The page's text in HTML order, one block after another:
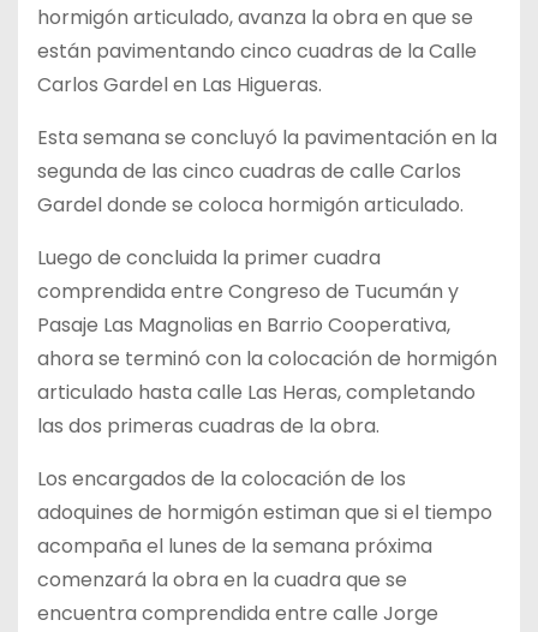
hormigón articulado, avanza la obra en que se
están pavimentando cinco cuadras de la Calle
Carlos Gardel en Las Higueras.
Esta semana se concluyó la pavimentación en la
segunda de las cinco cuadras de calle Carlos
Gardel donde se coloca hormigón articulado.
Luego de concluida la primer cuadra
comprendida entre Congreso de Tucumán y
Pasaje Las Magnolias en Barrio Cooperativa,
ahora se terminó con la colocación de hormigón
articulado hasta calle Las Heras, completando
las dos primeras cuadras de la obra.
Los encargados de la colocación de los
adoquines de hormigón estiman que si el tiempo
acompaña el lunes de la semana próxima
comenzará la obra en la cuadra que se
encuentra comprendida entre calle Jorge